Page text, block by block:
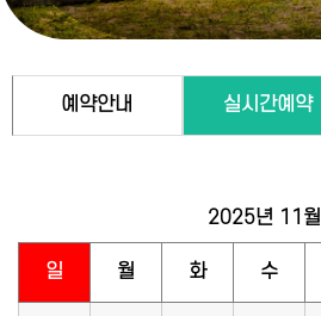
예약안내 실시간예약
2025년 11월
일 월 화 수